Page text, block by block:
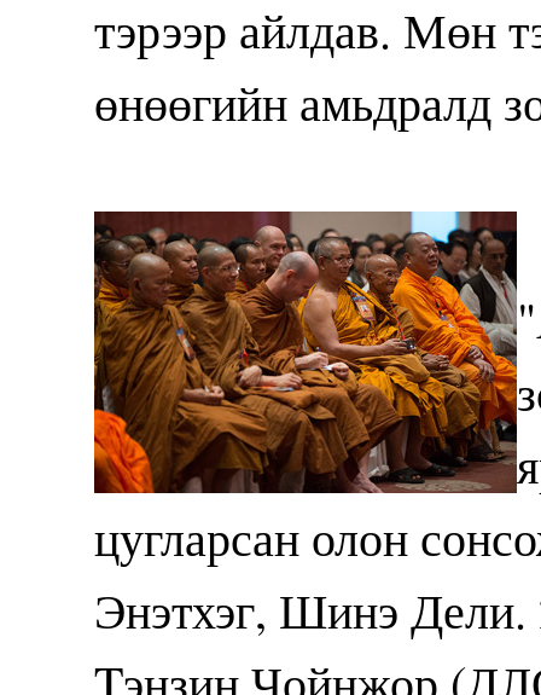
тэрээр айлдав. Мөн
өнөөгийн амьдралд
цугларсан олон
Энэтхэг, Шинэ Дели.
Tэнзин Чойнжор